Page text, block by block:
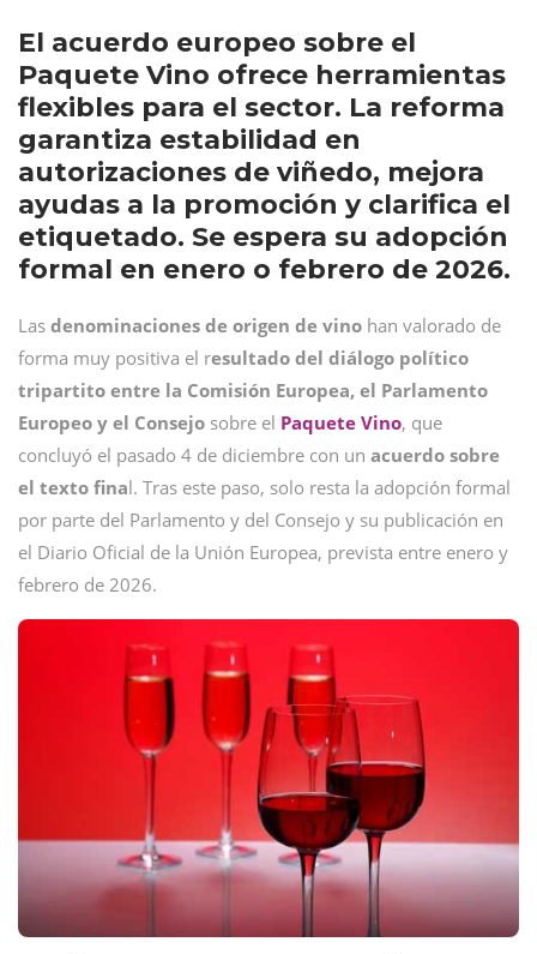
El acuerdo europeo sobre el
Paquete Vino ofrece herramientas
flexibles para el sector. La reforma
garantiza estabilidad en
autorizaciones de viñedo, mejora
ayudas a la promoción y clarifica el
etiquetado. Se espera su adopción
formal en enero o febrero de 2026.
Las denominaciones de origen de vino han valorado de
forma muy positiva el resultado del diálogo político
tripartito entre la Comisión Europea, el Parlamento
Europeo y el Consejo sobre el Paquete Vino, que
concluyó el pasado 4 de diciembre con un acuerdo sobre
el texto final. Tras este paso, solo resta la adopción formal
por parte del Parlamento y del Consejo y su publicación en
el Diario Oficial de la Unión Europea, prevista entre enero y
febrero de 2026.